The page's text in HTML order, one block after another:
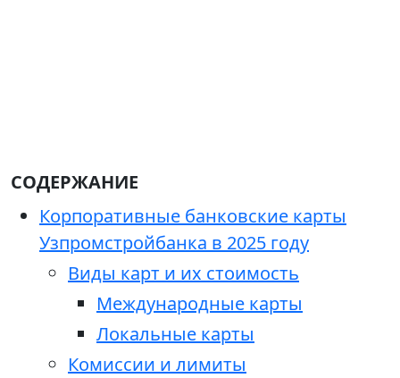
СОДЕРЖАНИЕ
Корпоративные банковские карты
Узпромстройбанка в 2025 году
Виды карт и их стоимость
Международные карты
Локальные карты
Комиссии и лимиты